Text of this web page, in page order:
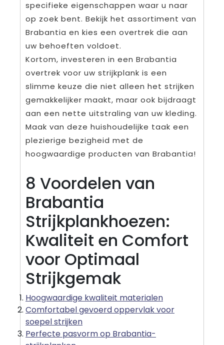
specifieke eigenschappen waar u naar
op zoek bent. Bekijk het assortiment van
Brabantia en kies een overtrek die aan
uw behoeften voldoet.
Kortom, investeren in een Brabantia
overtrek voor uw strijkplank is een
slimme keuze die niet alleen het strijken
gemakkelijker maakt, maar ook bijdraagt
aan een nette uitstraling van uw kleding.
Maak van deze huishoudelijke taak een
plezierige bezigheid met de
hoogwaardige producten van Brabantia!
8 Voordelen van
Brabantia
Strijkplankhoezen:
Kwaliteit en Comfort
voor Optimaal
Strijkgemak
Hoogwaardige kwaliteit materialen
Comfortabel gevoerd oppervlak voor
soepel strijken
Perfecte pasvorm op Brabantia-